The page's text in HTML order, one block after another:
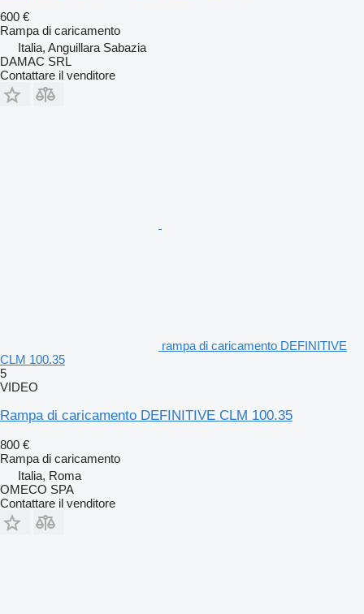
600 €
Rampa di caricamento
Italia, Anguillara Sabazia
DAMAC SRL
Contattare il venditore
rampa di caricamento DEFINITIVE
CLM 100.35
5
VIDEO
Rampa di caricamento DEFINITIVE CLM 100.35
800 €
Rampa di caricamento
Italia, Roma
OMECO SPA
Contattare il venditore